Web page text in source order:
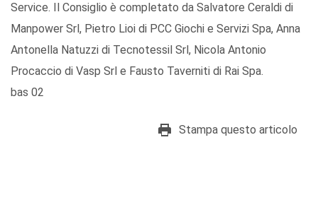
Service. Il Consiglio è completato da Salvatore Ceraldi di
Manpower Srl, Pietro Lioi di PCC Giochi e Servizi Spa, Anna
Antonella Natuzzi di Tecnotessil Srl, Nicola Antonio
Procaccio di Vasp Srl e Fausto Taverniti di Rai Spa.
bas 02
Stampa questo articolo